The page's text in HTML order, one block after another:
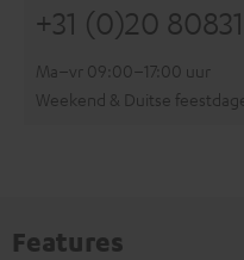
+31 (0)20
Ma–vr 09:00–17:00 uur
Weekend & Duitse
Features